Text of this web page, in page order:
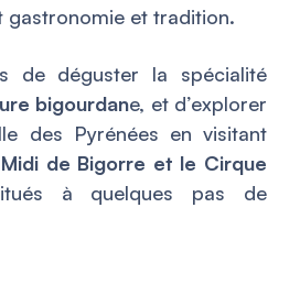
gastronomie et tradition.
de déguster la spécialité
bigourdane, et d’explorer
des Pyrénées en visitant
de Bigorre et le Cirque
à quelques pas de